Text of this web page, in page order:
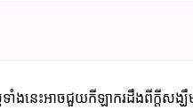
ងនេះអាចជួយកីឡាករ​ដឹងពីក្តីសង្